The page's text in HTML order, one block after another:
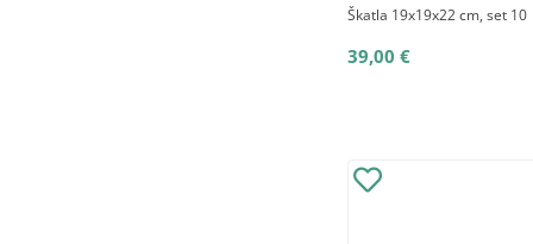
Škatla 19x19x22 cm, set 10
39,00 €